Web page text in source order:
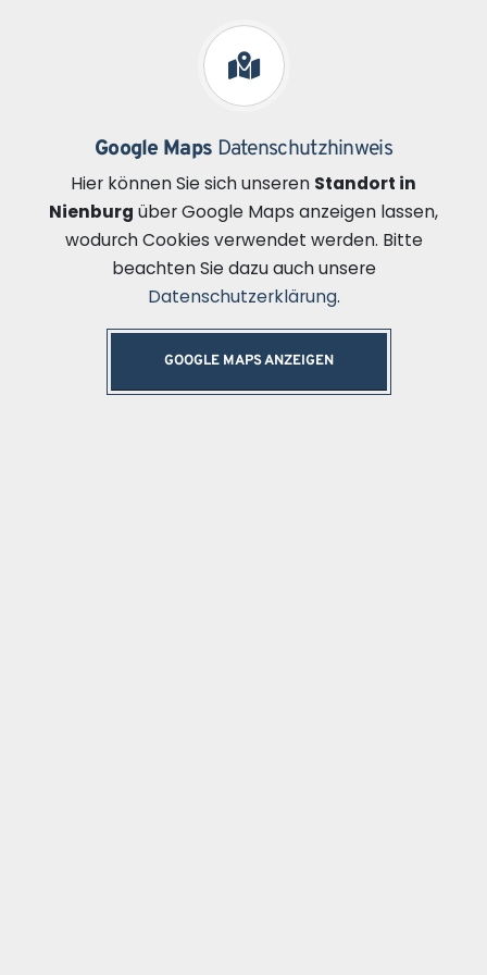
Google Maps Datenschutzhinweis
Hier können Sie sich unseren Standort in
Nienburg über Google Maps anzeigen lassen,
wodurch Cookies verwendet werden. Bitte
beachten Sie dazu auch unsere
Datenschutzerklärung.
GOOGLE MAPS ANZEIGEN